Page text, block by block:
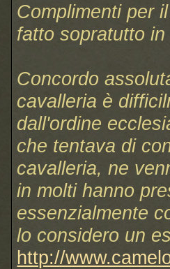
Complimenti per
fatto sopratutto
Concordo
cavalleria è
dall'ordine
che tentava di
cavalleria, ne
in molti hanno
essenzialmente
lo considero un
http://